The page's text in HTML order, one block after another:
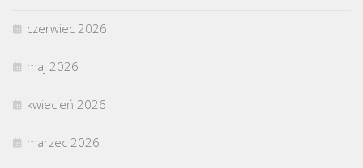
czerwiec 2026
maj 2026
kwiecień 2026
marzec 2026